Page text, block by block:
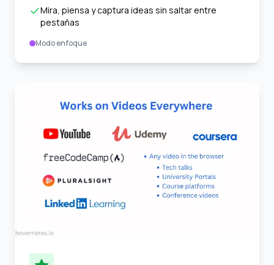
Mira, piensa y captura ideas sin saltar entre
pestañas
Modo enfoque